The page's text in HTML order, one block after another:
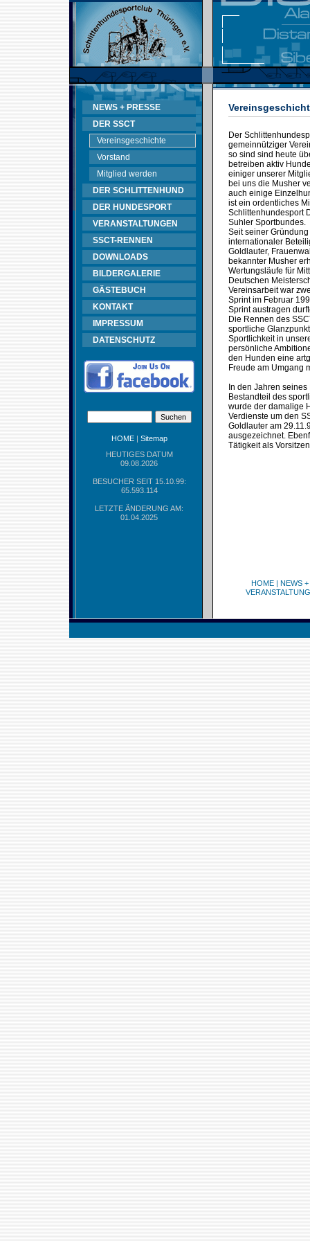
NEWS + PRESSE
DER SSCT
Vereinsgeschichte
Vorstand
Mitglied werden
DER SCHLITTENHUND
DER HUNDESPORT
VERANSTALTUNGEN
SSCT-RENNEN
DOWNLOADS
BILDERGALERIE
GÄSTEBUCH
KONTAKT
IMPRESSUM
DATENSCHUTZ
HOME| Sitemap
HEUTIGES DATUM
09.08.2026
BESUCHER SEIT 15.10.99:
65.593.114
LETZTE ÄNDERUNG AM:
01.04.2025
Der
gemeinnütziger
so sind sind heute
betreiben aktiv
einiger unserer
bei uns die Musher
auch einige
ist ein ordentliches
Schlittenhundesport
Suhler Sportbundes.
Seit seiner
internationaler
Goldlauter,
bekannter Musher
Wertungsläufe für
Deutschen
Vereinsarbeit war
Sprint im Februar
Sprint austragen
Die Rennen des
sportliche
Sportlichkeit in
persönliche
den Hunden eine
Freude am Umgang
In den Jahren
Bestandteil des
wurde der damalige
Verdienste um den
Goldlauter am
ausgezeichnet.
Tätigkeit als
HOME| NEWS